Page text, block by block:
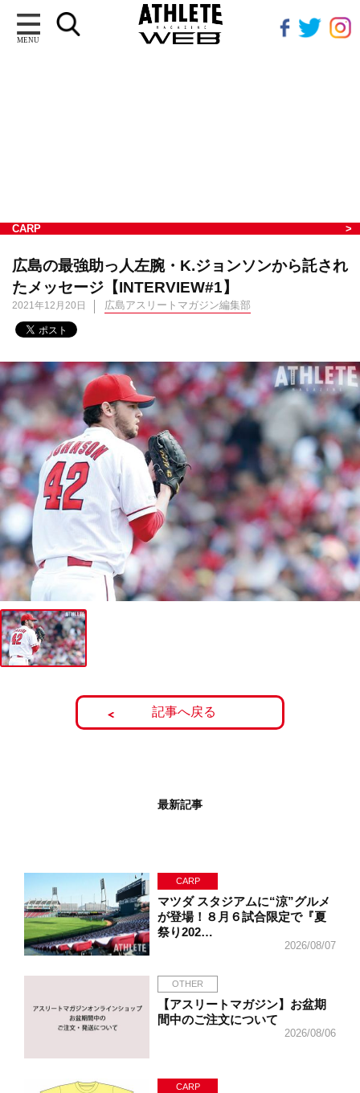
MENU
CARP
広島の最強助っ人左腕・K.ジョンソンから託され
たメッセージ【INTERVIEW#1】
2021年12月20日 広島アスリートマガジン編集部
記事へ戻る
最新記事
CARP
マツダ スタジアムに“涼”グルメ
が登場！８月６試合限定で『夏
祭り202…
2026/08/07
OTHER
【アスリートマガジン】お盆期
間中のご注文について
2026/08/06
CARP